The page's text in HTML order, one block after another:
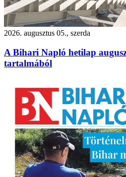
2026. augusztus 05., szerda
A Bihari Napló hetilap
tartalmából